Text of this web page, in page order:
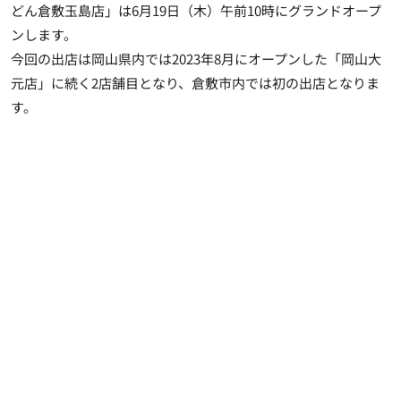
どん倉敷玉島店」は6月19日（木）午前10時にグランドオープ
ンします。
今回の出店は岡山県内では2023年8月にオープンした「岡山大
元店」に続く2店舗目となり、倉敷市内では初の出店となりま
す。